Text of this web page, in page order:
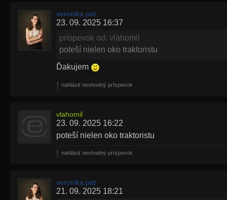
veronika.pat
23. 09. 2025 16:37
príspevok od: vlahomil
poteší nielen oko traktoristu
Ďakujem
nahlásiť nevhodný príspevok
vlahomil
23. 09. 2025 16:22
poteší nielen oko traktoristu
nahlásiť nevhodný príspevok
veronika.pat
21. 09. 2025 18:21